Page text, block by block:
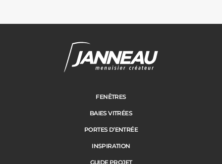
FENÊTRES
BAIES VITRÉES
PORTES D’ENTRÉE
INSPIRATION
GUIDE PROJET
Janneau Menuisier Créateur